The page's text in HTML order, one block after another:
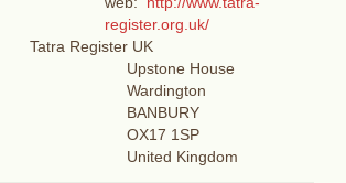
register.org.uk/
UK
House
1SP
Kingdom